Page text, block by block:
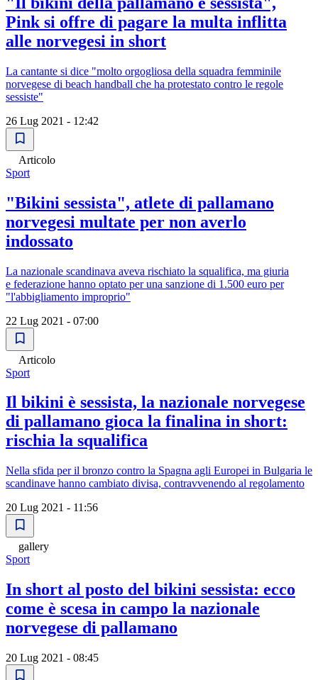
Pink si offre di pagare la multa inflitta
alle norvegesi in short
La cantante si dice "molto orgogliosa della squadra femminile
norvegese di beach handball che ha protestato contro le regole
sessiste"
26 Lug 2021 - 12:42
Articolo
Sport
"Bikini sessista", atlete di pallamano
norvegesi multate per non averlo
indossato
La nazionale scandinava aveva rischiato la squalifica, ma giuria
e federazione hanno optato per una sanzione di 1.500 euro per
"l'abbigliamento improprio"
22 Lug 2021 - 07:00
Articolo
Sport
Il bikini è sessista, la nazionale norvegese
di pallamano gioca la finalina in short:
rischia la squalifica
Nella sfida per il bronzo contro la Spagna agli Europei in Bulgaria le
scandinave hanno cambiato divisa, contravvenendo al regolamento
20 Lug 2021 - 11:56
gallery
Sport
In short al posto del bikini sessista: ecco
come è scesa in campo la nazionale
norvegese di pallamano
20 Lug 2021 - 08:45